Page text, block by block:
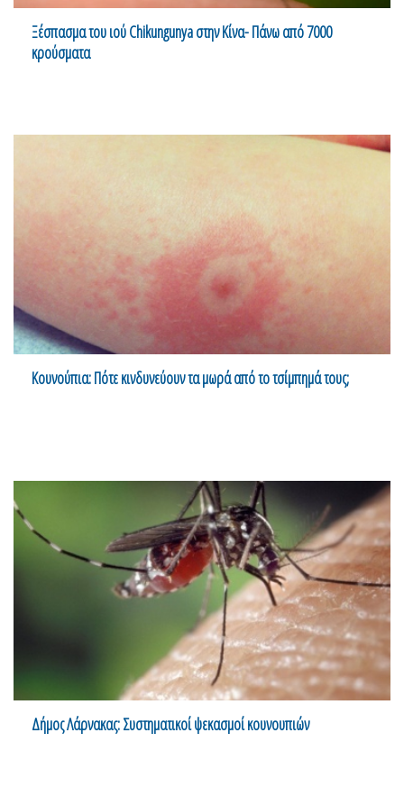
Ξέσπασμα του ιού Chikungunya στην Κίνα- Πάνω από 7000
κρούσματα
Κουνούπια: Πότε κινδυνεύουν τα μωρά από το τσίμπημά τους;
Δήμος Λάρνακας: Συστηματικοί ψεκασμοί κουνουπιών